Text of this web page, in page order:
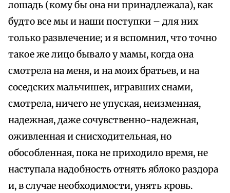
лошадь (кому бы она ни принадлежала), как
будто все мы и наши поступки – для них
только развлечение; и я вспомнил, что точно
такое же лицо бывало у мамы, когда она
смотрела на меня, и на моих братьев, и на
соседских мальчишек, игравших снами,
смотрела, ничего не упуская, неизменная,
надежная, даже сочувственно-надежная,
оживленная и снисходительная, но
обособленная, пока не приходило время, не
наступала надобность отнять яблоко раздора
и, в случае необходимости, унять кровь.